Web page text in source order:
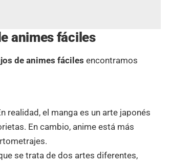
animes fáciles
de animes fáciles encontramos
realidad, el manga es un arte japonés
En cambio, anime está más
se trata de dos artes diferentes,